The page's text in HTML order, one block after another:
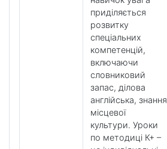
приділяється
розвитку
спеціальних
компетенцій,
включаючи
словниковий
запас, ділова
англійська, знання
місцевої
культури. Уроки
по методиці К+ –